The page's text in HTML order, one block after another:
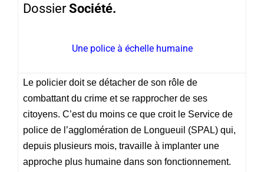
DossierSociété.
Une police à échelle humaine
Le policier doit se détacher de son rôle de
combattant du crime et se rapprocher de ses
citoyens. C’est du moins ce que croit le Service de
police de l’agglomération de Longueuil (SPAL) qui,
depuis plusieurs mois, travaille à implanter une
approche plus humaine dans son fonctionnement.